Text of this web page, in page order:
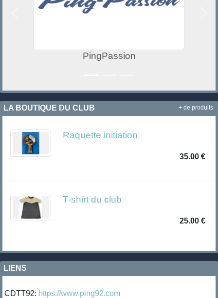
LA BOUTIQUE DU CLUB
Raquette initiation
35.00 €
T-shirt du club
25.00 €
+ de produits
LIENS
CDTT92: https://www.ping92.com